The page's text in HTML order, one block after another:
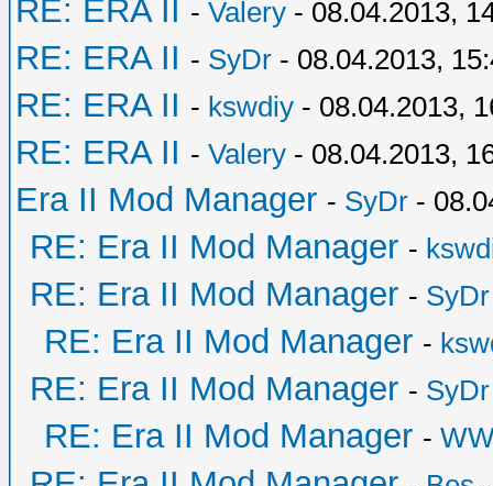
RE: ERA II - Valery - 08.04.2013,
RE: ERA II - SyDr - 08.04.2013,
RE: ERA II - kswdiy - 08.04.2013,
RE: ERA II - Valery - 08.04.2013,
Era II Mod Manager - SyDr -
RE: Era II Mod Manager -
RE: Era II Mod Manager - SyDr
RE: Era II Mod Manager -
RE: Era II Mod Manager - SyDr
RE: Era II Mod Manager -